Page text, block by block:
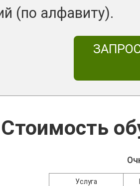
(по алфавиту).
Стоимость
Услуга